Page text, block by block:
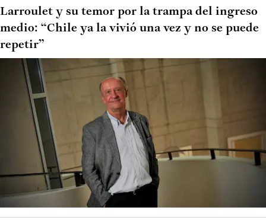
Larroulet y su temor por la trampa del ingreso
medio: “Chile ya la vivió una vez y no se puede
repetir”